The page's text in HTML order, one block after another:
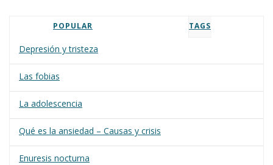
POPULAR TAGS
Depresión y tristeza
Las fobias
La adolescencia
Qué es la ansiedad – Causas y crisis
Enuresis nocturna